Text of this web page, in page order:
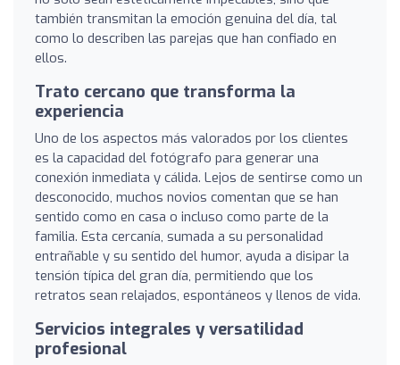
también transmitan la emoción genuina del día, tal
como lo describen las parejas que han confiado en
ellos.
Trato cercano que transforma la
experiencia
Uno de los aspectos más valorados por los clientes
es la capacidad del fotógrafo para generar una
conexión inmediata y cálida. Lejos de sentirse como un
desconocido, muchos novios comentan que se han
sentido como en casa o incluso como parte de la
familia. Esta cercanía, sumada a su personalidad
entrañable y su sentido del humor, ayuda a disipar la
tensión típica del gran día, permitiendo que los
retratos sean relajados, espontáneos y llenos de vida.
Servicios integrales y versatilidad
profesional